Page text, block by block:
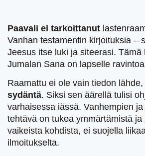
Paavali ei tarkoittanut
Vanhan testamentin kirjoituksia –
Jeesus itse luki ja siteerasi. Tämä
Jumalan Sana on lapselle
Raamattu ei ole vain tiedon lähde,
sydäntä. Siksi sen äärellä tulisi
varhaisessa iässä. Vanhempien
tehtävä on tukea ymmärtämistä ja
vaikeista kohdista, ei suojella
ilmoitukselta.